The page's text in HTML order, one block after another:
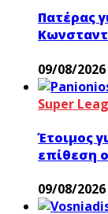
Πατέρας
09/08/2026
Super
Έτοιμος
επίθεση
09/08/2026